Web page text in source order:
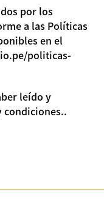
por los
a las Políticas
en el
politicas-
leído y
condiciones..